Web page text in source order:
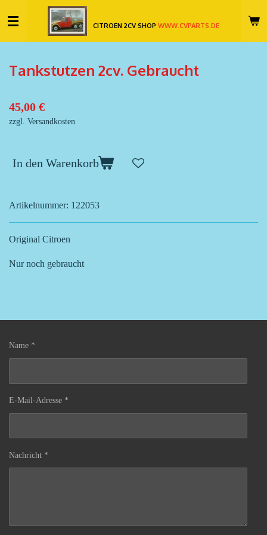
Hauptinhalt
springen
CITROEN 2CV SHOPWWW.CVPARTS.DE
Tankstutzen 2cv. Gebraucht
45,00 €
zzgl. Versandkosten
In den Warenkorb
Artikelnummer: 122053
Original Citroen
Nur noch gebraucht
Name *
E-Mail-Adresse *
Nachricht *